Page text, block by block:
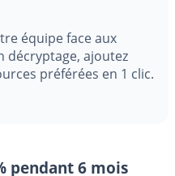
équipe face aux
ajoutez
préférées en 1 clic.